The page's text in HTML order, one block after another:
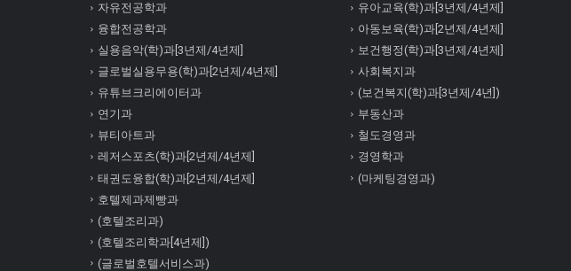
자유전공학과
융합전공학과
실용음악(학)과[3년제/4년제]
글로벌실용무용(학)과[2년제/4년제]
유튜브크리에이터과
연기과
뷰티아트과
레저스포츠(학)과[2년제/4년제]
태권도융합(학)과[2년제/4년제]
호텔제과제빵과
(호텔조리과)
(호텔조리학과[4년제])
(글로벌호텔서비스과)
유아교육(학)과[3년제/4년제]
아동보육(학)과[2년제/4년제]
보건행정(학)과[3년제/4년제]
사회복지과
(보건복지(학)과[3년제/4년])
부동산과
철도경영과
경영학과
(마케팅경영과)